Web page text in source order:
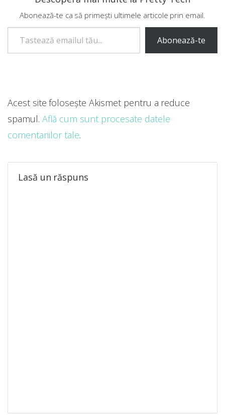
Abonează-te ca să primești ultimele articole prin email.
Tastează emailul tău...
Abonează-te
Lasă un răspuns
Acest site folosește Akismet pentru a reduce
spamul. Află cum sunt procesate datele
comentariilor tale.